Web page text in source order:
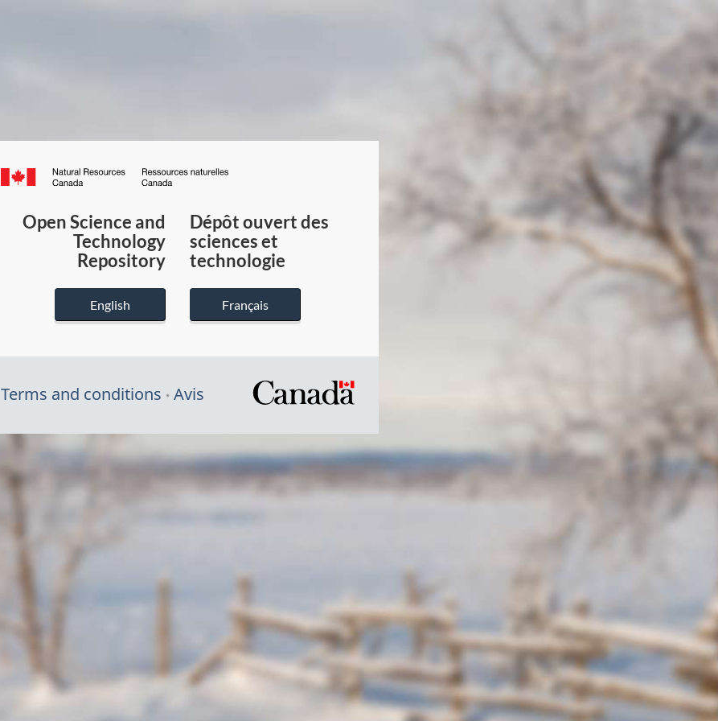
Canada.ca
du
Canada
Open Science and
Technology
Repository
English
Dépôt ouvert des
sciences et
technologie
Français
Terms and conditions Avis
/
du
gouvernement
du